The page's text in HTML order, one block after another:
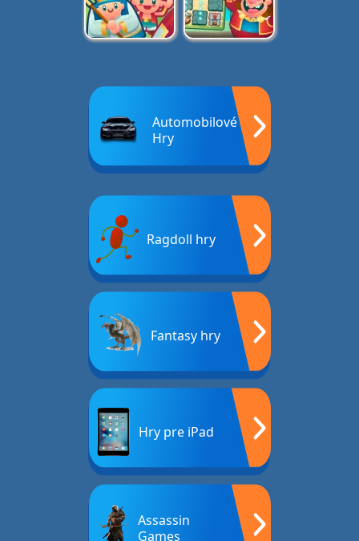
Automobilové
Hry
Ragdoll hry
Fantasy hry
Hry pre iPad
Assassin
Games